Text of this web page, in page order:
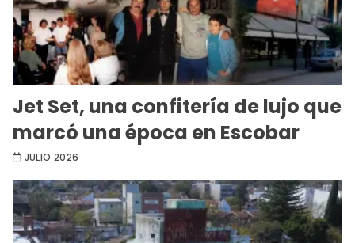
Jet Set, una confitería de lujo que
marcó una época en Escobar
JULIO 2026